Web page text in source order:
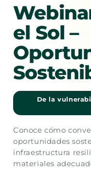
el Sol –
De la
Conoce cómo
oportunidades
infraestructura
materiales